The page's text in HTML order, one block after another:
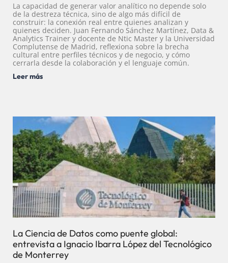
La capacidad de generar valor analítico no depende solo
de la destreza técnica, sino de algo más difícil de
construir: la conexión real entre quienes analizan y
quienes deciden. Juan Fernando Sánchez Martínez, Data &
Analytics Trainer y docente de Ntic Master y la Universidad
Complutense de Madrid, reflexiona sobre la brecha
cultural entre perfiles técnicos y de negocio, y cómo
cerrarla desde la colaboración y el lenguaje común.
Leer más
La Ciencia de Datos como puente global:
entrevista a Ignacio Ibarra López del Tecnológico
de Monterrey